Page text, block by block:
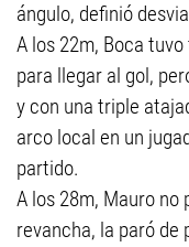
ángulo, definió
A los 22m, Boca
para llegar al gol,
y con una triple
arco local en un
partido.
A los 28m, Mauro
revancha, la paró de